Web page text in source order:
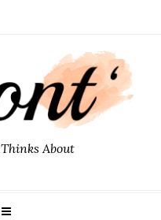
About